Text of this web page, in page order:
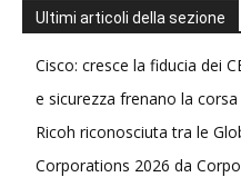
Ultimi articoli della sezione
Cisco: cresce la fiducia dei
e sicurezza frenano la corsa
Ricoh riconosciuta tra le
Corporations 2026 da